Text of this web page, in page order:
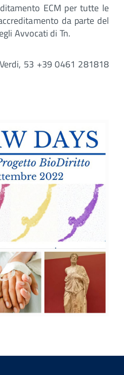
ECM per tutte le
da parte del
Avvocati di Tn.
53 +39 0461 281818